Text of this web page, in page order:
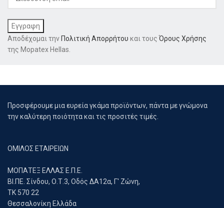
Αποδέχομαι την Πολιτική Απορρήτου και τους Όρους Χρήσης
της Mopatex Hellas.
Προσφέρουμε μια ευρεία γκάμα προϊόντων, πάντα με γνώμονα
την καλύτερη ποιότητα και τις προσιτές τιμές.
ΟΜΙΛΟΣ ΕΤΑΙΡΕΙΩΝ
ΜΟΠΑΤΕΞ ΕΛΛΑΣ Ε.Π.Ε.
ΒΙ.ΠΕ. Σίνδου, Ο.Τ.3, Οδός ΔΑ12α, Γ' Ζώνη,
ΤΚ 570 22
Θεσσαλονίκη Ελλάδα